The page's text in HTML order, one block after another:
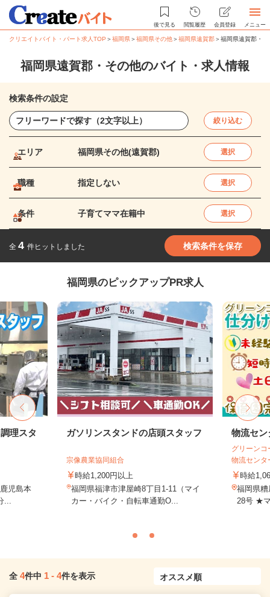
後で見る 閲覧履歴 会員登録 メニュー
クリエイトバイト・パート求人TOP ＞福岡県＞福岡県その他＞福岡県遠賀郡＞福岡県遠賀郡・
福岡県遠賀郡・その他のバイト・求人情報
検索条件の設定
絞り込む
エリア 福岡県その他(遠賀郡) 選択
職種 指定しない 選択
条件 子育てママ在籍中 選択
全 4 件ヒットしました 検索条件を保存
福岡県のピックアップPR求人
理スタ
児島本
ガソリンスタンドの店頭スタッフ
宗像農業協同組合
時給1,200円以上
福岡県福津市津屋崎8丁目1-11（マイ
カー・バイク・自転車通勤O...
物流セン
グリーン
物流センタ
時給
福岡県糟
28号 ★
全 4件中 1 - 4件を表示